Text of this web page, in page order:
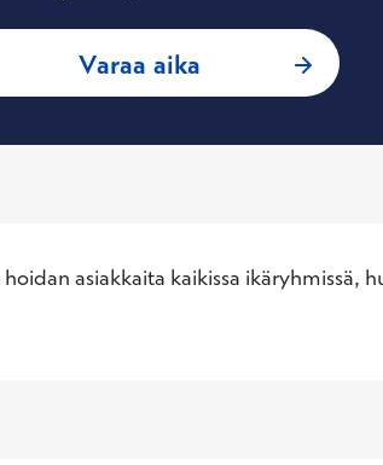
Varaa aika : Marit Starck,
asiakkaita kaikissa ikäryhmissä,